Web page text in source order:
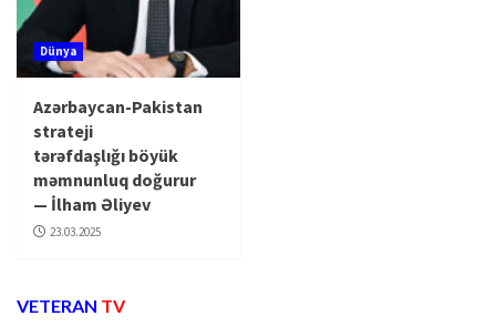
Dünya
Azərbaycan-Pakistan
strateji
tərəfdaşlığı böyük
məmnunluq doğurur
— İlham Əliyev
23.03.2025
VETERAN TV